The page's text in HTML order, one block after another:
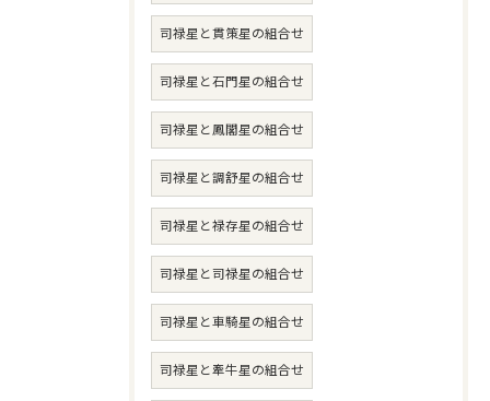
司禄星と貫策星の組合せ
司禄星と石門星の組合せ
司禄星と鳳閣星の組合せ
司禄星と調舒星の組合せ
司禄星と禄存星の組合せ
司禄星と司禄星の組合せ
司禄星と車騎星の組合せ
司禄星と牽牛星の組合せ